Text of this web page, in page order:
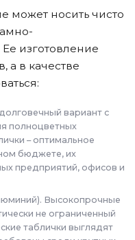
может носить чисто
изготовление
а в качестве
вариант с
полноцветных
– оптимальное
бюджете, их
предприятий, офисов и
Высокопрочные
не ограниченный
таблички выглядят